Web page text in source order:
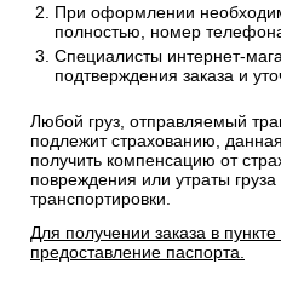
При оформлении
полностью, номер
Специалисты интернет-
подтверждения заказа и
Любой груз, отправляемый
подлежит страхованию,
получить компенсацию от
повреждения или утраты
транспортировки.
Для получении заказа в
предоставление паспорта.